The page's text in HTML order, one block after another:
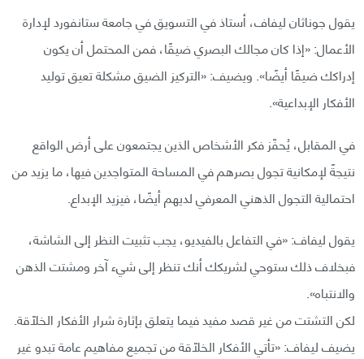
يقول جوناثان ليفاف، أستاذ في التسويق في جامعة ستانفورد لإدارة
الأعمال: «إذا كان مجالك البصري ضيقًا، فمن المحتمل أن يكون
إدراكك ضيقًا أيضًا». ويضيف: «التركيز الضيق مشكلة تعيق توليد
الأفكار الإبداعية».
في المقابل، يُحفّز فكر الأشخاص الذين يجتمعون على أرض الواقع
نتيجةً لإمكانية تجول بصرهم في المساحة المتواجدين فيها، ما يزيد من
احتمالية التجول الذهني المعرفي لديهم أيضًا، فيزيد الإبداع.
يقول ليفاف: «في التفاعل بالفيديو، يجب تثبيت النظر إلى الشاشة،
فبخلاف ذلك ستوحي لشريكك أنك تنظر إلى شيء آخر ومشتت الذهن
والانتباه».
لكن التشتت من غير قصد مفيد فيما يتعلق بإثارة شرار الأفكار الخلّاقة.
يضيف ليفاف: «تأتي الأفكار الخلّاقة من تجميع مفاهيم عامة تبدو غير